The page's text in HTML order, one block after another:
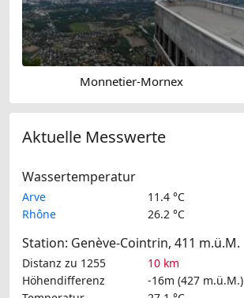
Monnetier-Mornex
Aktuelle Messwerte
Wassertemperatur
Arve
11.4 °C
Rhône
26.2 °C
Station: Genève-Cointrin, 411 m.ü.M.
Distanz zu 1255
10 km
Höhendifferenz
-16m (427 m.ü.M.)